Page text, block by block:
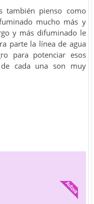
también pienso como
mucho más y
y más difuminado le
parte la línea de agua
para potenciar esos
cada una son muy